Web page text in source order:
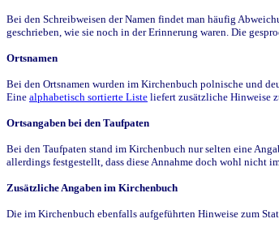
Bei den Schreibweisen der Namen findet man häufig
geschrieben, wie sie noch in der Erinnerung waren. Die
Ortsnamen
Bei den Ortsnamen wurden im Kirchenbuch polnische und
Eine alphabetisch sortierte Liste liefert zusätzliche Hinweise
Ortsangaben bei den Taufpaten
Bei den Taufpaten stand im Kirchenbuch nur selten eine
allerdings festgestellt, dass diese Annahme doch wohl nicht
Zusätzliche Angaben im Kirchenbuch
Die im Kirchenbuch ebenfalls aufgeführten Hinweise zum